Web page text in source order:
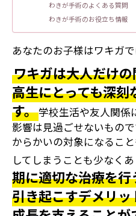
わきが手術のよくある質問
わきが手術のお役立ち情報
あなたのお子様はワキガ
ワキガは大人だけ
高生にとっても深刻
す。学校生活や友人関係
影響は見過ごせないもの
からかいの対象になるこ
してしまうことも少なく
期に適切な治療を
引き起こすデメリ